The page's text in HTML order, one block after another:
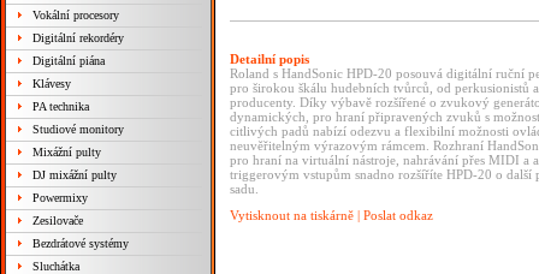
Vokální procesory
Digitální rekordéry
Digitální piána
Klávesy
PA technika
Studiové monitory
Mixážní pulty
DJ mixážní pulty
Powermixy
Zesilovače
Bezdrátové systémy
Sluchátka
Detailní popis
Roland s HandSonic HPD-20 posouvá digitální ruční
pro širokou škálu hudebních tvůrců, od perkusionistů
producenty. Díky výbavě rozšířené o zvukový
dynamických, pro hraní připravených zvuků s
citlivých padů nabízí odezvu a flexibilní možnosti
neuvěřitelným výrazovým rámcem. Rozhraní
pro hraní na virtuální nástroje, nahrávání přes MIDI a
triggerovým vstupům snadno rozšíříte HPD-20 o
sadu.
Vytisknout na tiskárně | Poslat odkaz